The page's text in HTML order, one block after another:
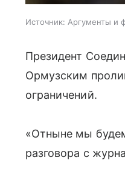
Источник: Аргументы и
Президент
Ормузским
ограничений.
«Отныне мы
разговора с